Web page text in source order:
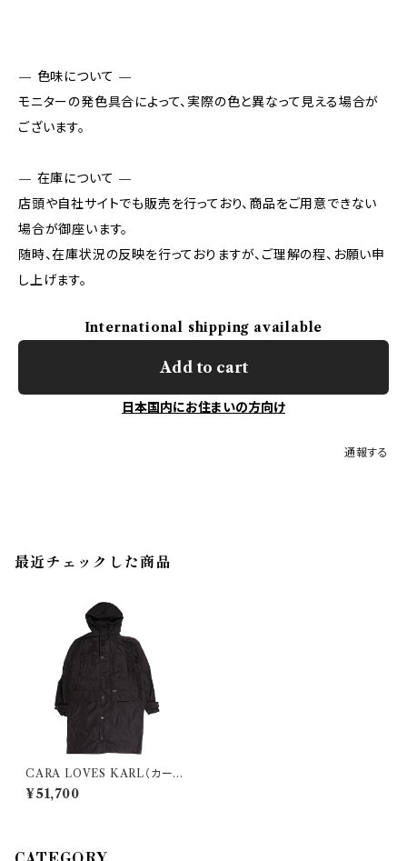
— 色味について —
モニターの発色具合によって、実際の色と異なって見える場合が
ございます。
— 在庫について —
店頭や自社サイトでも販売を行っており、商品をご用意できない
場合が御座います。
随時、在庫状況の反映を行っておりますが、ご理解の程、お願い申
し上げます。
International shipping available
Add to cart
日本国内にお住まいの方向け
通報する
最近チェックした商品
CARA LOVES KARL（カーラ
ラブス カール） コート 226W15
62 35158
¥51,700